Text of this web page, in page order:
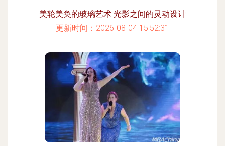
美轮美奂的玻璃艺术 光影之间的灵动设计
更新时间：2026-08-04 15:52:31